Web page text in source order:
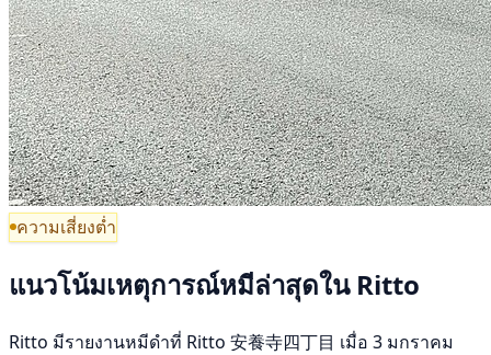
ความเสี่ยงต่ำ
แนวโน้มเหตุการณ์หมีล่าสุดใน Ritto
Ritto มีรายงานหมีดำที่ Ritto 安養寺四丁目 เมื่อ 3 มกราคม